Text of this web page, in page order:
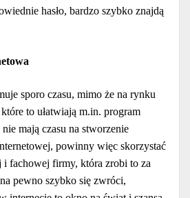
hasło, bardzo szybko znajdą
sporo czasu, mimo że na rynku
to ułatwiają m.in. program
mają czasu na stworzenie
powinny więc skorzystać
i fachowej firmy, która zrobi to za
pewno szybko się zwróci,